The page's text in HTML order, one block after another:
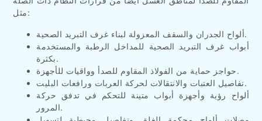
مثل:
ألواح الجدران والسقف المعزولة لبناء غرف التبريد الصحية.
أبواب غرف التبريد الصحية للمداخل الرطبة والمستخدمة
بكثرة.
حواجز حماية من الفولاذ المقاوم للصدأ وواقيات للأجهزة.
تفاصيل العتبات والانتقالات لحركة العربات ورافعات البليت.
ألواح رؤية وأجهزة أبواب متينة للتحكم في تدفق حركة
المرور.